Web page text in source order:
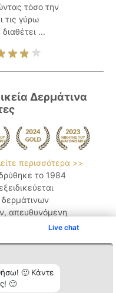
Live chat
🙂 Κάντε
🙂
τόσο την
τις γύρω
...
Δερμάτινα
περισσότερα >>
το 1984
απευθυνόμενη
το διαχρονικό